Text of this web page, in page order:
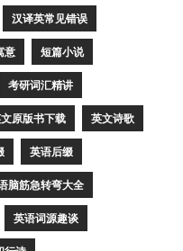
汉译英常见错误
意 短篇小说
考研词汇精讲
原版书下载 英文诗歌
英语后缀
脑筋急转弯大全
英语词源趣谈